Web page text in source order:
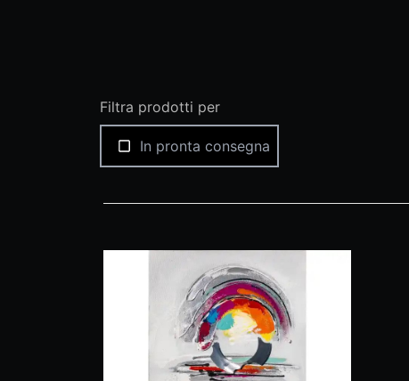
Filtra prodotti per
In pronta consegna